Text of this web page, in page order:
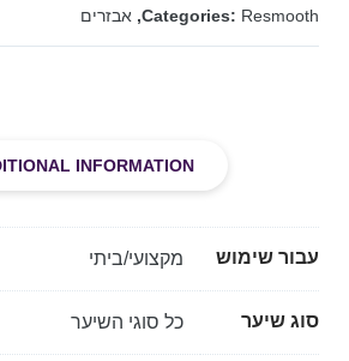
Categories: Resmooth
, אבזרים
INFORMATION
עבור שימוש מקצועי/ביתי
סוג שיער כל סוגי השיער